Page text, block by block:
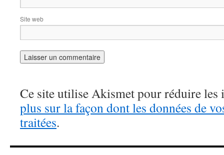
Site web
Ce site utilise Akismet pour réduire les
plus sur la façon dont les données de
traitées.